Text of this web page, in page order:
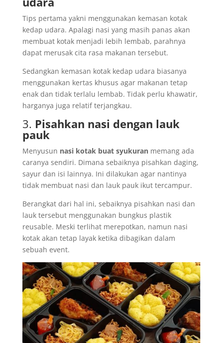
Tips pertama yakni menggunakan kemasan kotak
kedap udara. Apalagi nasi yang masih panas akan
membuat kotak menjadi lebih lembab, parahnya
dapat merusak cita rasa makanan tersebut.
Sedangkan kemasan kotak kedap udara biasanya
menggunakan kertas khusus agar makanan tetap
enak dan tidak terlalu lembab. Tidak perlu khawatir,
harganya juga relatif terjangkau.
3. Pisahkan nasi dengan lauk
pauk
Menyusun nasi kotak buat syukuranmemang ada
caranya sendiri. Dimana sebaiknya pisahkan daging,
sayur dan isi lainnya. Ini dilakukan agar nantinya
tidak membuat nasi dan lauk pauk ikut tercampur.
Berangkat dari hal ini, sebaiknya pisahkan nasi dan
lauk tersebut menggunakan bungkus plastik
reusable. Meski terlihat merepotkan, namun nasi
kotak akan tetap layak ketika dibagikan dalam
sebuah event.